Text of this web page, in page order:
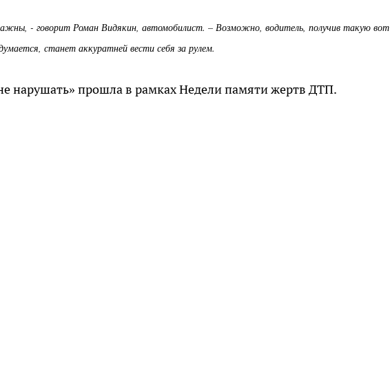
- говорит Роман Видякин, автомобилист. – Возможно, водитель, получив такую вот
станет аккуратней вести себя за рулем.
нарушать» прошла в рамках Недели памяти жертв ДТП.